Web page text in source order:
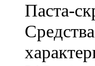
Паста-